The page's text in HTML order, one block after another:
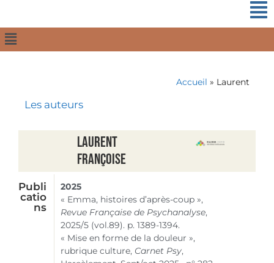
Accueil » Laurent
Les auteurs
Laurent
Françoise
Publi
catio
ns
2025
« Emma, histoires d’après-coup »,
Revue Française de Psychanalyse,
2025/5 (vol.89). p. 1389-1394.
« Mise en forme de la douleur »,
rubrique culture, Carnet Psy,